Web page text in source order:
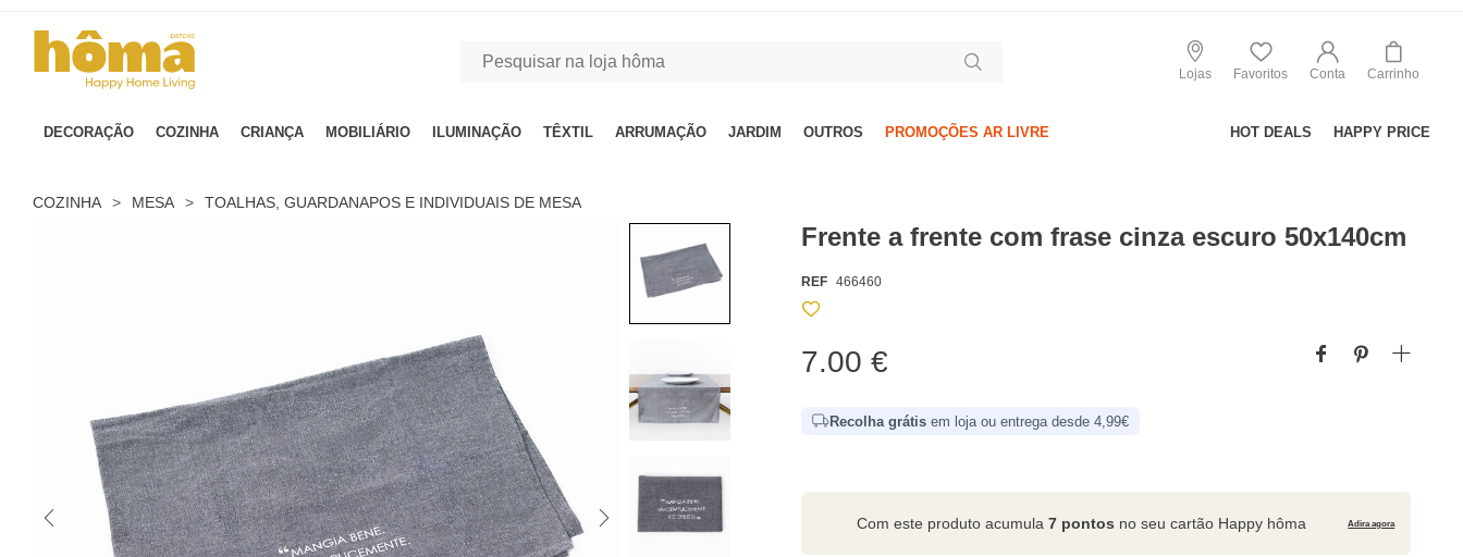
Lojas Favoritos Conta Carrinho
DECORAÇÃO COZINHA CRIANÇA MOBILIÁRIO ILUMINAÇÃO TÊXTIL ARRUMAÇÃO JARDIM OUTROS PROMOÇÕES AR LIVRE HOT DEALS HAPPY PRICE
COZINHA > MESA > TOALHAS, GUARDANAPOS E INDIVIDUAIS DE MESA
Frente a frente com frase cinza escuro 50x140cm
REF 466460
7.00 €
Recolha grátis em loja ou entrega desde 4,99€
Com este produto acumula7 pontos no seu cartão Happy hôma Adira agora